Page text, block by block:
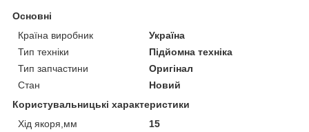
Основні
Країна виробник
Україна
Тип техніки
Підйомна техніка
Тип запчастини
Оригінал
Стан
Новий
Користувальницькі характеристики
Хід якоря,мм
15